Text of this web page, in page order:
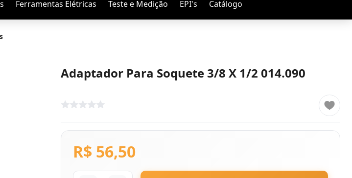
Ferramentas Elétricas Teste e Medição EPI's Catálogo
Adaptador Para Soquete 3/8 X 1/2 014.090
R$ 56,50